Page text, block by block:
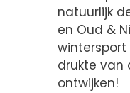
natuurlijk
en Oud &
wintersport
drukte van
ontwijken!